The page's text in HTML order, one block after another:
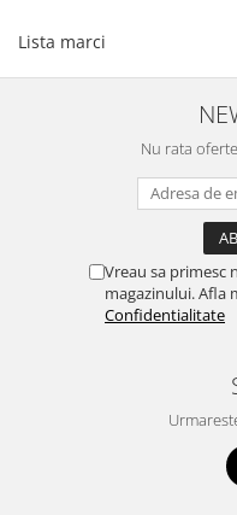
Lista marci
Nu rata
Vreau sa primesc
magazinului. Afla
Confidentialitate